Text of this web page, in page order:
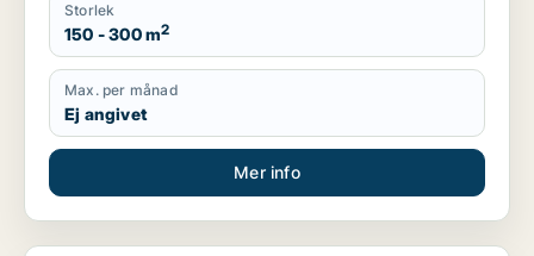
Storlek
150 - 300 m2
Max. per månad
Ej angivet
Mer info